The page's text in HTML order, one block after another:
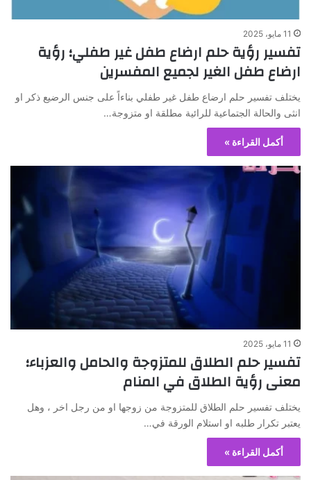
11 مايو، 2025
تفسير رؤية حلم ارضاع طفل غير طفلي؛ رؤية
ارضاع طفل الغير لجميع المفسرين
يختلف تفسير حلم ارضاع طفل غير طفلي بناءاً على جنس الرضيع ذكر او
انثى والحالة الجتماعية للرائية مطلقة او متزوجة…
أكمل القراءة »
11 مايو، 2025
تفسير حلم الطلاق للمتزوجة والحامل والعزباء؛
معنى رؤية الطلاق في المنام
يختلف تفسير حلم الطلاق للمتزوجة من زوجها او من رجل اخر ، وهل
يعتبر تكرار طلبه او استلام الورقة في…
أكمل القراءة »